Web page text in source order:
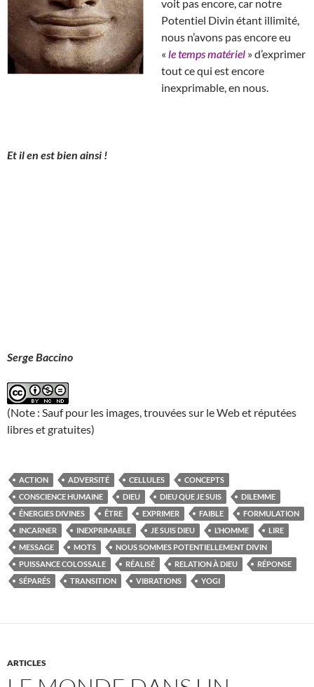
voit pas encore, car notre
Potentiel Divin étant illimité,
nous n’avons pas encore eu
« le temps matériel » d’exprimer
tout ce qui est encore
inexprimable, en nous.
Et il en est bien ainsi !
Serge Baccino
(Note : Sauf pour les images, trouvées sur le Web et réputées
libres et gratuites)
ACTION ADVERSITÉ CELLULES
CONCEPTS
CONSCIENCE HUMAINE
DIEU DIEU QUE JE SUIS
DILEMME
ÉNERGIES DIVINES
ÊTRE EXPRIMER FAIBLE
FORMULATION
INCARNER
INEXPRIMABLE JE SUIS DIEU L’HOMME
LIRE
MESSAGE
MOTS
NOUS SOMMES POTENTIELLEMENT DIVIN
PUISSANCE COLOSSALE
RÉALISÉ RELATION À DIEU
RÉPONSE
SÉPARÉS
TRANSITION VIBRATIONS YOGI
ARTICLES